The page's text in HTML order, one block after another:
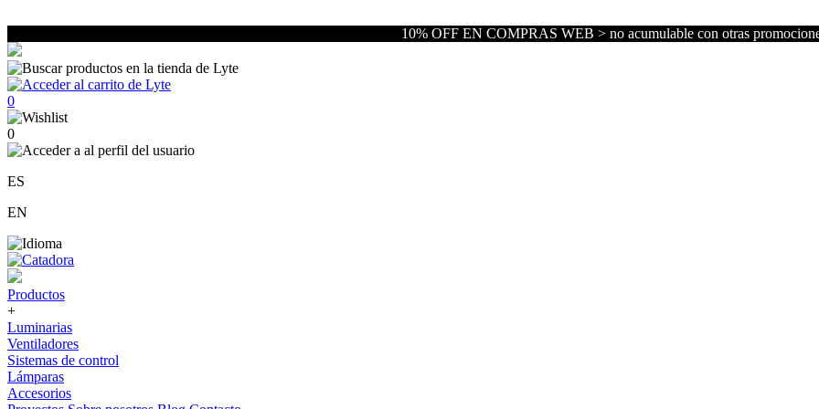
10% OFF EN COMPRAS WEB > no acumulable con otras
0
0
ES
EN
Productos
+
Luminarias
Ventiladores
Sistemas de control
Lámparas
Accesorios